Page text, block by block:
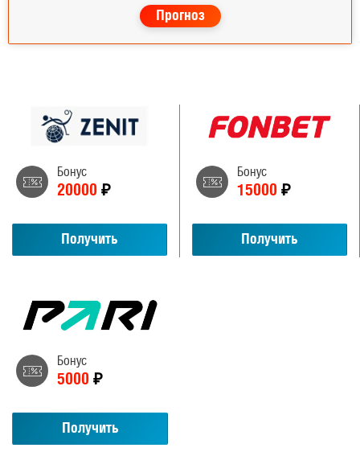
Прогноз
Бонус
20000 ₽
Получить
Бонус
15000 ₽
Получить
Бонус
5000 ₽
Получить